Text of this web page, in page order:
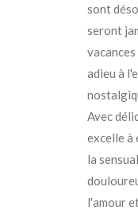
sont
seront
adieu à
Avec
excelle à
la
l'amour